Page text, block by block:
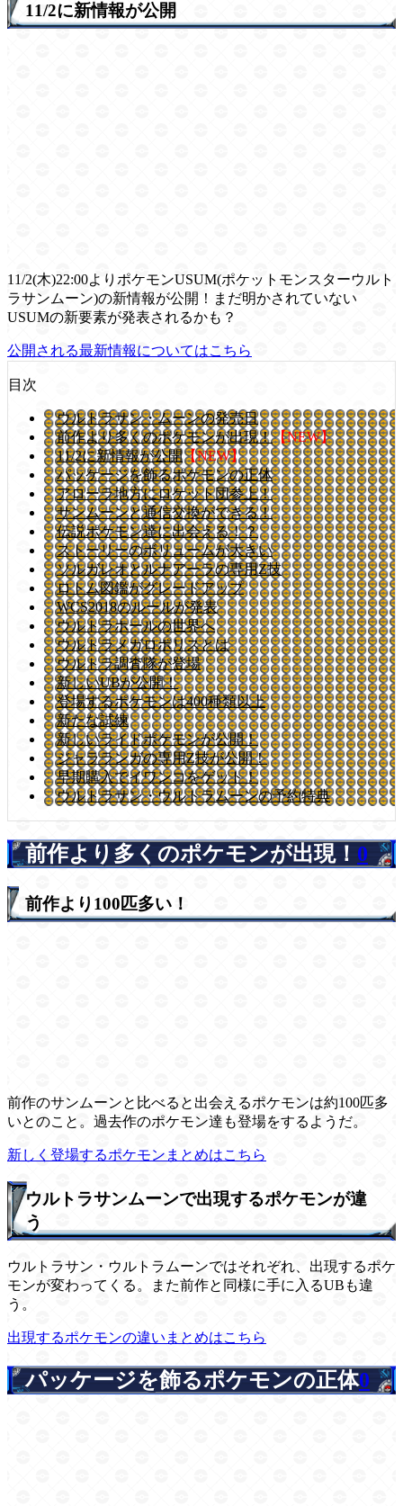
11/2に新情報が公開
11/2(木)22:00よりポケモンUSUM(ポケットモンスターウルト
ラサンムーン)の新情報が公開！まだ明かされていない
USUMの新要素が発表されるかも？
公開される最新情報についてはこちら
目次
ウルトラサン・ムーンの発売日
前作より多くのポケモンが出現！【NEW】
11/2に新情報が公開【NEW】
パッケージを飾るポケモンの正体
アローラ地方にロケット団参上！
サンムーンと通信交換ができる！
伝説ポケモン達に出会える！？
ストーリーのボリュームが大きい
ソルガレオとルナアーラの専用Z技
ロトム図鑑がグレードアップ
WCS2018のルールが発表
ウルトラホールの世界へ
ウルトラメガロポリスとは
ウルトラ調査隊が登場
新しいUBが公開！
登場するポケモンは400種類以上
新たな試練
新しいライドポケモンが公開！
ジャラランガの専用Z技が公開！
早期購入でイワンコをゲット！
ウルトラサン・ウルトラムーンの予約特典
前作より多くのポケモンが出現！ 0
前作より100匹多い！
前作のサンムーンと比べると出会えるポケモンは約100匹多
いとのこと。過去作のポケモン達も登場をするようだ。
新しく登場するポケモンまとめはこちら
ウルトラサンムーンで出現するポケモンが違
う
ウルトラサン・ウルトラムーンではそれぞれ、出現するポケ
モンが変わってくる。また前作と同様に手に入るUBも違
う。
出現するポケモンの違いまとめはこちら
パッケージを飾るポケモンの正体0